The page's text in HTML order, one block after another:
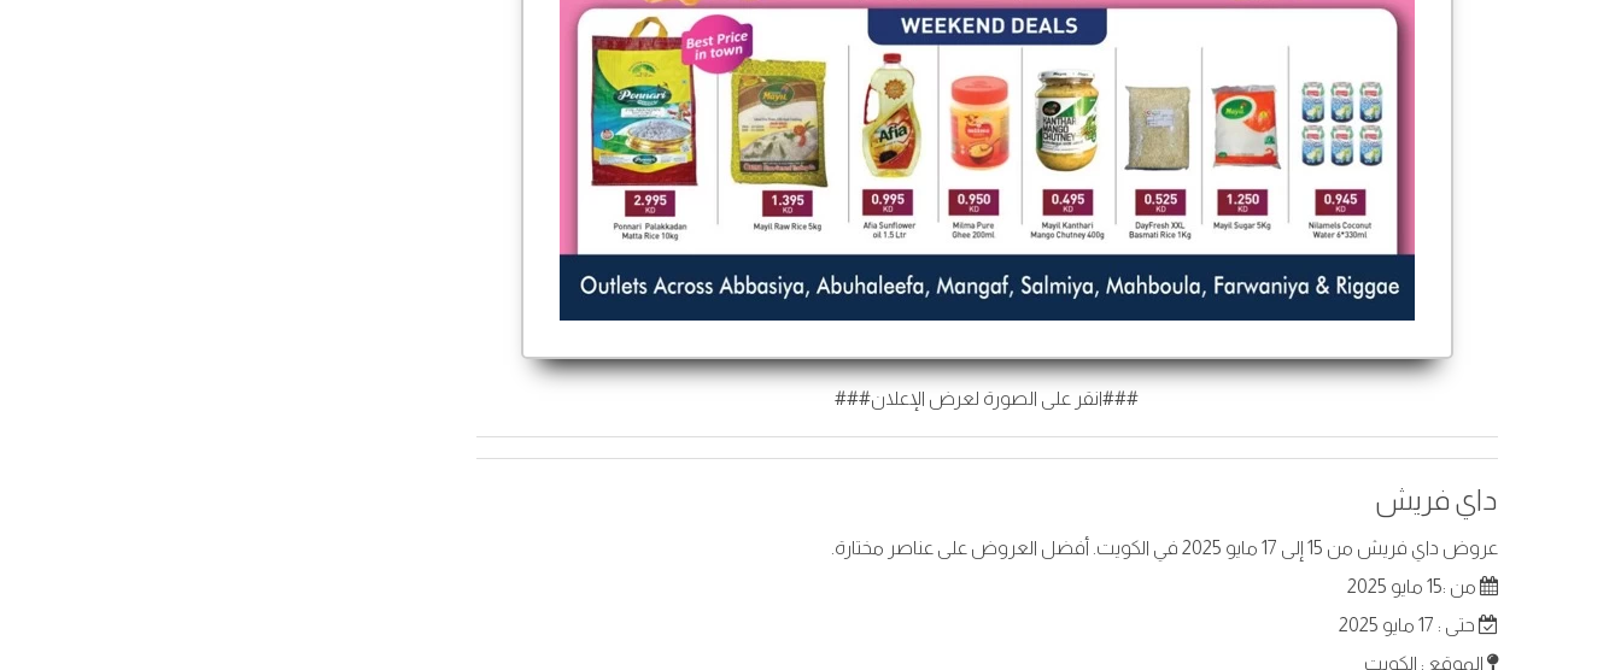
###انقر على الصورة لعرض الإعلان###
داي فريش
عروض داي فريش من 15 إلى 17 مايو 2025 في الكويت. أفضل العروض على عناصر مختارة.
من :15 مايو 2025
حتى : 17 مايو 2025
الموقع : الكويت